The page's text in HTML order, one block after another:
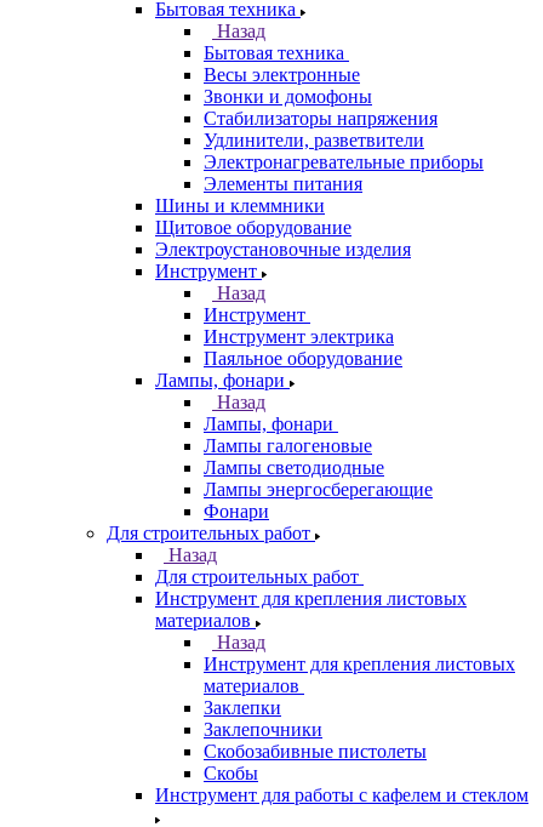
Бытовая техника
Назад
Бытовая техника
Весы электронные
Звонки и домофоны
Стабилизаторы напряжения
Удлинители, разветвители
Электронагревательные приборы
Элементы питания
Шины и клеммники
Щитовое оборудование
Электроустановочные изделия
Инструмент
Назад
Инструмент
Инструмент электрика
Паяльное оборудование
Лампы, фонари
Назад
Лампы, фонари
Лампы галогеновые
Лампы светодиодные
Лампы энергосберегающие
Фонари
Для строительных работ
Назад
Для строительных работ
Инструмент для крепления листовых
материалов
Назад
Инструмент для крепления листовых
материалов
Заклепки
Заклепочники
Скобозабивные пистолеты
Скобы
Инструмент для работы с кафелем и стеклом